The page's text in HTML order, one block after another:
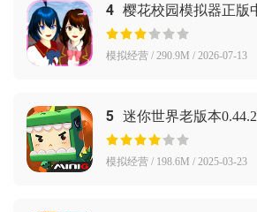
4 樱花校园模拟器正版
(SAKURA
模拟经营 / 290.9M / 2026-07-13
5 迷你世界老版本
模拟经营 / 198.6M / 2025-03-23